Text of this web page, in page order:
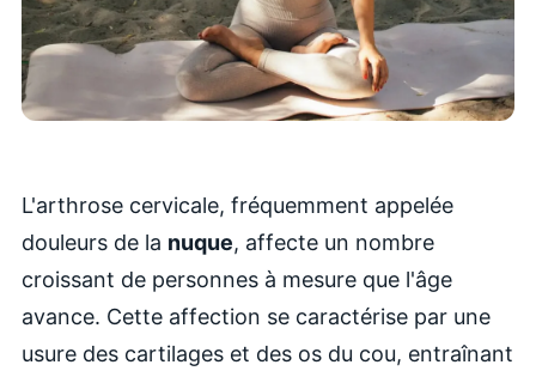
L'arthrose cervicale, fréquemment appelée
douleurs de la nuque, affecte un nombre
croissant de personnes à mesure que l'âge
avance. Cette affection se caractérise par une
usure des cartilages et des os du cou, entraînant